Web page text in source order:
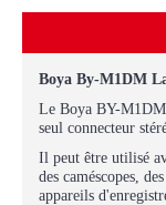
Boya By-M1DM
Le Boya BY-M1DM
seul connecteur
Il peut être utilisé
des caméscopes,
appareils